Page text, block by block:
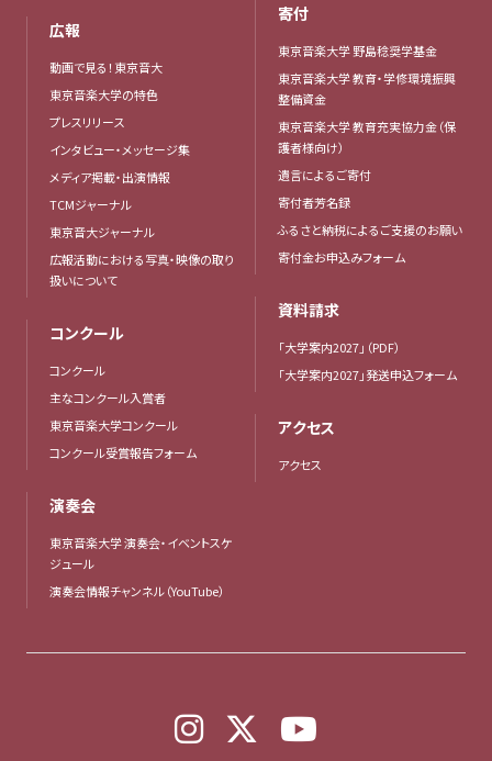
広報
動画で見る！東京音大
東京音楽大学の特色
プレスリリース
インタビュー・メッセージ集
メディア掲載・出演情報
TCMジャーナル
東京音大ジャーナル
広報活動における写真・映像の取り
扱いについて
コンクール
コンクール
主なコンクール入賞者
東京音楽大学コンクール
コンクール受賞報告フォーム
演奏会
東京音楽大学 演奏会・イベントスケ
ジュール
演奏会情報チャンネル（YouTube）
寄付
東京音楽大学 野島稔奨学基金
東京音楽大学 教育・学修環境振興
整備資金
東京音楽大学 教育充実協力金（保
護者様向け）
遺言によるご寄付
寄付者芳名録
ふるさと納税によるご支援のお願い
寄付金お申込みフォーム
資料請求
「大学案内2027」（PDF）
「大学案内2027」発送申込フォーム
アクセス
アクセス